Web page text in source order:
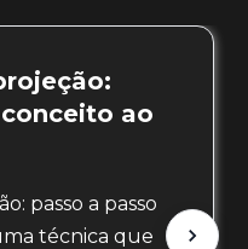
ao
passo a passo
técnica que